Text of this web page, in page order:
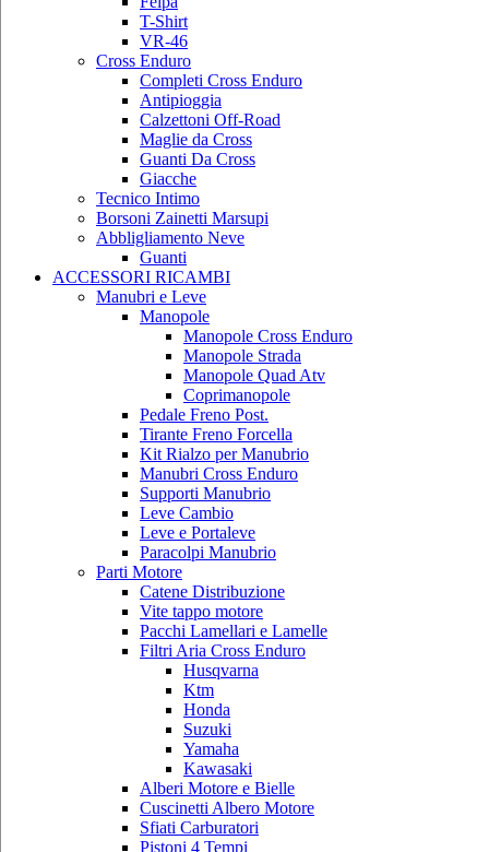
T-Shirt
VR-46
Cross Enduro
Completi Cross Enduro
Antipioggia
Calzettoni Off-Road
Maglie da Cross
Guanti Da Cross
Giacche
Tecnico Intimo
Borsoni Zainetti Marsupi
Abbligliamento Neve
Guanti
ACCESSORI RICAMBI
Manubri e Leve
Manopole
Manopole Cross Enduro
Manopole Strada
Manopole Quad Atv
Coprimanopole
Pedale Freno Post.
Tirante Freno Forcella
Kit Rialzo per Manubrio
Manubri Cross Enduro
Supporti Manubrio
Leve Cambio
Leve e Portaleve
Paracolpi Manubrio
Parti Motore
Catene Distribuzione
Vite tappo motore
Pacchi Lamellari e Lamelle
Filtri Aria Cross Enduro
Husqvarna
Ktm
Honda
Suzuki
Yamaha
Kawasaki
Alberi Motore e Bielle
Cuscinetti Albero Motore
Sfiati Carburatori
Pistoni 4 Tempi